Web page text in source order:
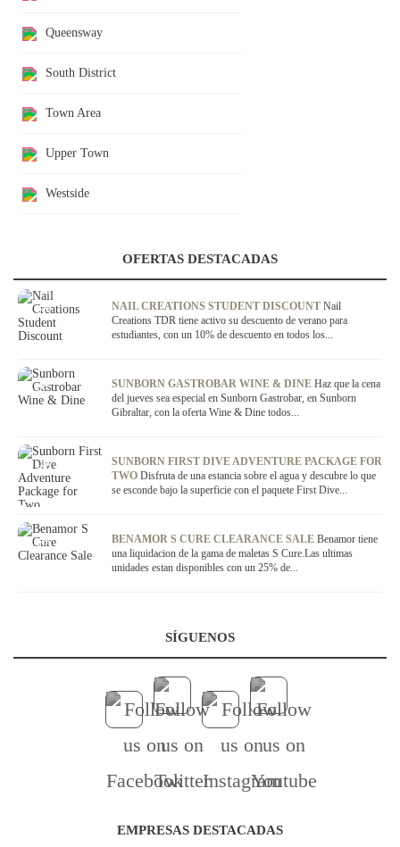
Queensway
South District
Town Area
Upper Town
Westside
OFERTAS DESTACADAS
NAIL CREATIONS STUDENT DISCOUNT Nail
Creations TDR tiene activo su descuento de verano para
estudiantes, con un 10% de descuento en todos los...
OFERTA
SUNBORN GASTROBAR WINE & DINE Haz que la cena
del jueves sea especial en Sunborn Gastrobar, en Sunborn
Gibraltar, con la oferta Wine & Dine todos...
OFERTA
SUNBORN FIRST DIVE ADVENTURE PACKAGE FOR
TWO Disfruta de una estancia sobre el agua y descubre lo que
se esconde bajo la superficie con el paquete First Dive...
OFERTA
BENAMOR S CURE CLEARANCE SALE Benamor tiene
una liquidacion de la gama de maletas S Cure.Las ultimas
unidades estan disponibles con un 25% de...
OFERTA
SÍGUENOS
EMPRESAS DESTACADAS